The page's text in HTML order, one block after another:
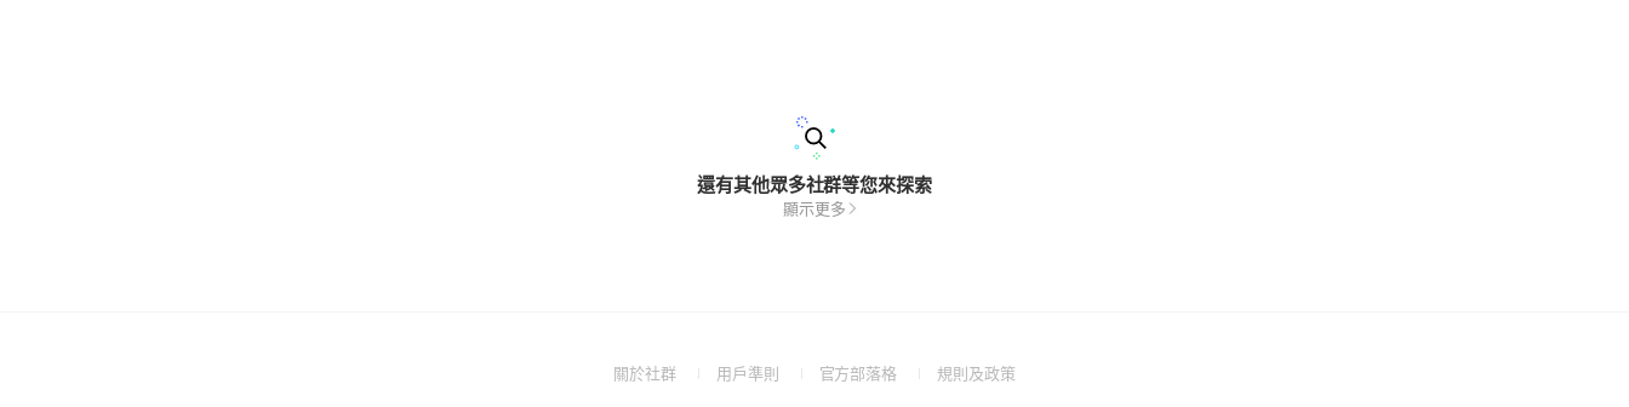
還有其他眾多社群等您來探索
顯示更多
關於社群
(Open用戶準則
(Open官方部落格
(Open規則及政策(Open